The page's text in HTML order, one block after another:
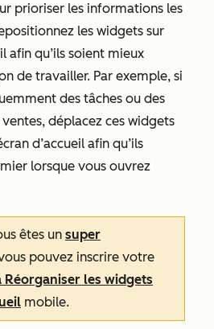
prioriser les informations les
les widgets sur
afin qu’ils soient mieux
de travailler. Par exemple, si
des tâches ou des
déplacez ces widgets
d’accueil afin qu’ils
lorsque vous ouvrez
êtes un super
pouvez inscrire votre
Réorganiser les widgets
mobile.